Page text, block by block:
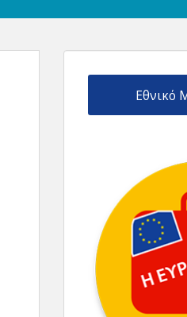
Εθνικό